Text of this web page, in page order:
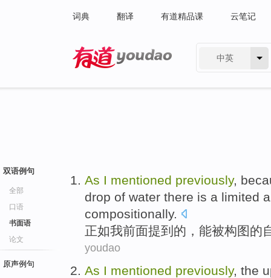
词典 翻译 有道精品课 云笔记
中英
双语例句
全部
口语
书面语
论文
原声例句
As I mentioned previously,
drop of water there is a limited
compositionally.
正如我前面提到 的 ， 能被构图的
youdao
As I mentioned previously, the